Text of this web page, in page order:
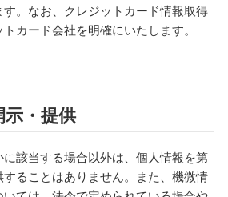
。なお、クレジットカード情報取得
カード会社を明確にいたします。
示・提供
該当する場合以外は、個人情報を第
ることはありません。また、機微情